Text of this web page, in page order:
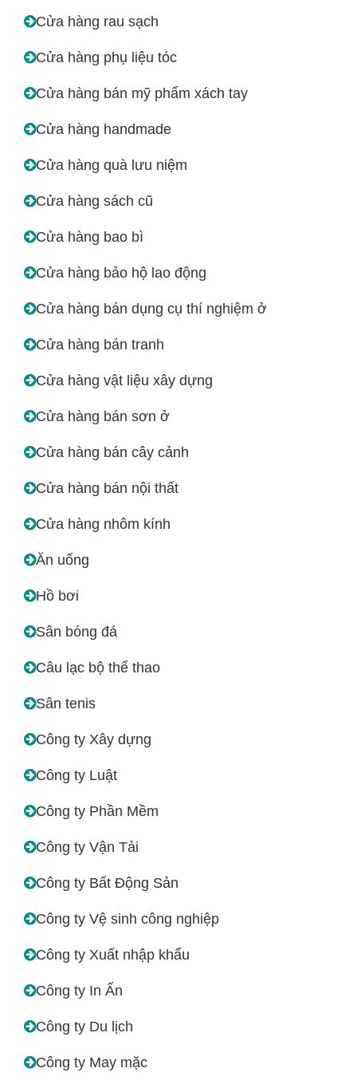
Cửa hàng rau sạch
Cửa hàng phụ liệu tóc
Cửa hàng bán mỹ phẩm xách tay
Cửa hàng handmade
Cửa hàng quà lưu niệm
Cửa hàng sách cũ
Cửa hàng bao bì
Cửa hàng bảo hộ lao động
Cửa hàng bán dụng cụ thí nghiệm ở
Cửa hàng bán tranh
Cửa hàng vật liệu xây dựng
Cửa hàng bán sơn ở
Cửa hàng bán cây cảnh
Cửa hàng bán nội thất
Cửa hàng nhôm kính
Ăn uống
Hồ bơi
Sân bóng đá
Câu lạc bộ thể thao
Sân tenis
Công ty Xây dựng
Công ty Luật
Công ty Phần Mềm
Công ty Vận Tải
Công ty Bất Động Sản
Công ty Vệ sinh công nghiệp
Công ty Xuất nhập khẩu
Công ty In Ấn
Công ty Du lịch
Công ty May mặc